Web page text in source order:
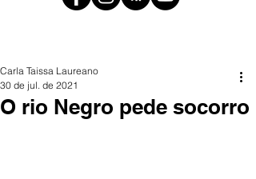
O rio Negro pede socorro
Carla Taissa Laureano
30 de jul. de 2021